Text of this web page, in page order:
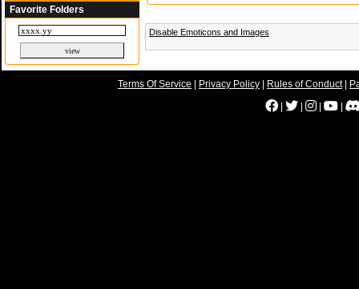
Favorite Folders
Disable Emoticons and Images
Terms Of Service Privacy Policy Rules of Conduct|